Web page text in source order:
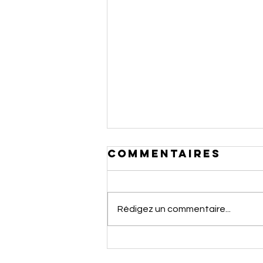
Le vapotage
Commentaires
Rédigez un commentaire...